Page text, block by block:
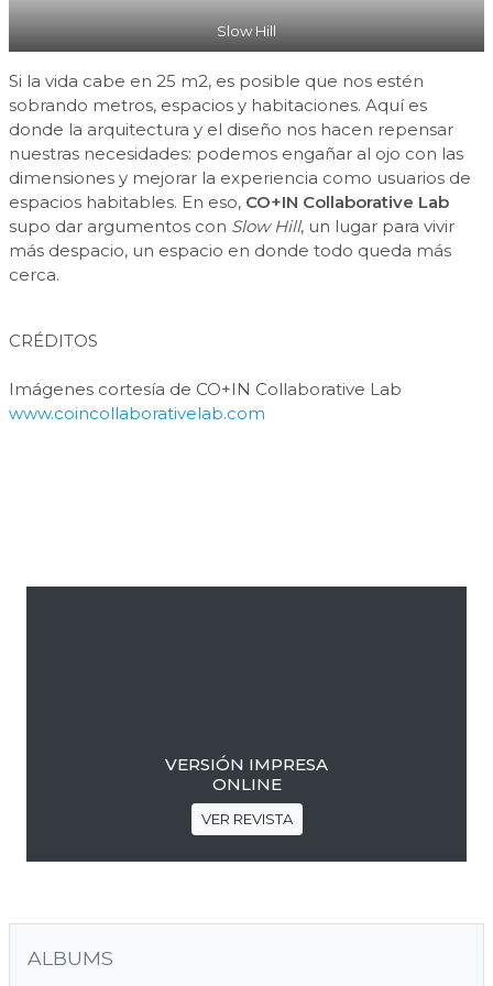
Slow Hill
Si la vida cabe en 25 m2, es posible que nos estén
sobrando metros, espacios y habitaciones. Aquí es
donde la arquitectura y el diseño nos hacen repensar
nuestras necesidades: podemos engañar al ojo con las
dimensiones y mejorar la experiencia como usuarios de
espacios habitables. En eso, CO+IN Collaborative Lab
supo dar argumentos con Slow Hill, un lugar para vivir
más despacio, un espacio en donde todo queda más
cerca.
CRÉDITOS
Imágenes cortesía de CO+IN Collaborative Lab
www.coincollaborativelab.com
VERSIÓN IMPRESA
ONLINE
VER REVISTA
ALBUMS